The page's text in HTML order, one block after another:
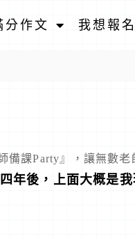
分作文 我想報
備課Party』，讓無數
年後，上面大概是